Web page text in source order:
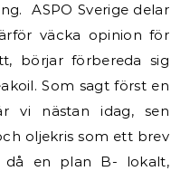
ASPO Sverige delar
väcka opinion för
börjar förbereda sig
Som sagt först en
vi nästan idag, sen
oljekris som ett brev
då en plan B- lokalt,